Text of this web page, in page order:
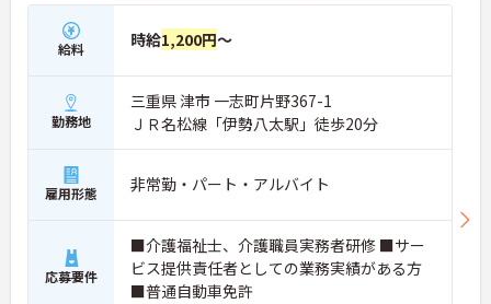
給料 時給1,200円～
勤務地
三重県 津市 一志町片野367-1
ＪＲ名松線「伊勢八太駅」徒歩20分
雇用形態 非常勤・パート・アルバイト
応募要件
■介護福祉士、介護職員実務者研修 ■サー
ビス提供責任者としての業務実績がある方
■普通自動車免許